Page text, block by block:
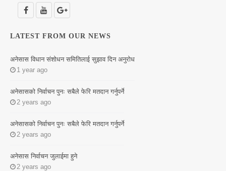
LATEST FROM OUR NEWS
अनेसास विधान संशोधन समितिलाई सुझाव दिन अनुरोध
1 year ago
अनेसासको निर्वाचन पुनः सबैले फेरि मतदान गर्नुपर्ने
2 years ago
अनेसासको निर्वाचन पुनः सबैले फेरि मतदान गर्नुपर्ने
2 years ago
अनेसास निर्वाचन जुलाईमा हुने
2 years ago